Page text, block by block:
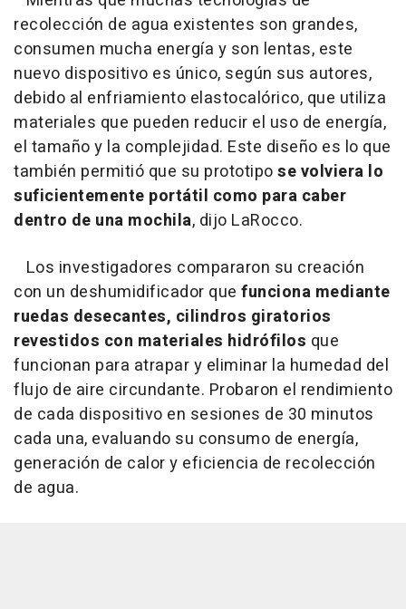
recolección de agua existentes son grandes,
consumen mucha energía y son lentas, este
nuevo dispositivo es único, según sus autores,
debido al enfriamiento elastocalórico, que utiliza
materiales que pueden reducir el uso de energía,
el tamaño y la complejidad. Este diseño es lo que
también permitió que su prototipose volviera lo
suficientemente portátil como para caber
dentro de una mochila, dijo LaRocco.
Los investigadores compararon su creación
con un deshumidificador que funciona mediante
ruedas desecantes, cilindros giratorios
revestidos con materiales hidrófilos que
funcionan para atrapar y eliminar la humedad del
flujo de aire circundante. Probaron el rendimiento
de cada dispositivo en sesiones de 30 minutos
cada una, evaluando su consumo de energía,
generación de calor y eficiencia de recolección
de agua.